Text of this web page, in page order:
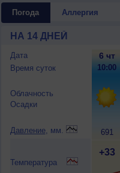
Погода Аллергия
НА 14 ДНЕЙ
Дата
Время суток
Облачность
Осадки
Давление, мм.
Температура
6 чт
10:00
691
+33